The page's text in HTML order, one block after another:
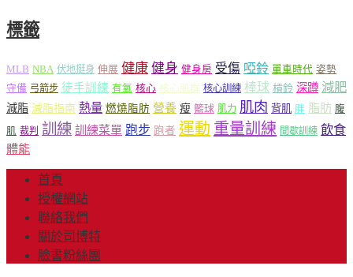
標籤
MLB NBA 伏地挺身 伸展 健康 健身 健身房 受傷 啞鈴 單車時代 姿勢
守備 弓箭步 徒手訓練 有氧 核心 核心肌群 核心訓練 棒球 槓鈴 深蹲 減肥
減脂 減脂指南 熱量 燃燒脂肪 營養 瘦 籃球 肌力 肌肉 背肌 胖 脂肪 腹
肌 裁判 訓練 訓練菜單 跑步 跑者 運動 重量訓練 間歇訓練 飲食
體能
首頁
授權網站
聯絡我們
關於司博特
臉書粉絲團